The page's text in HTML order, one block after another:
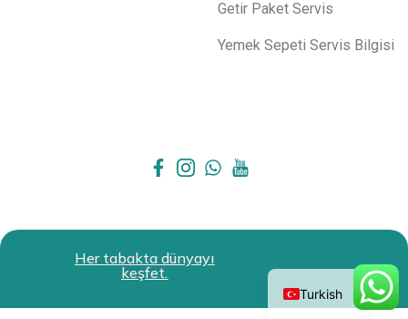
Getir Paket Servis
Yemek Sepeti Servis Bilgisi
RestokitHer tabakta dünyayı
keşfet.
Turkish